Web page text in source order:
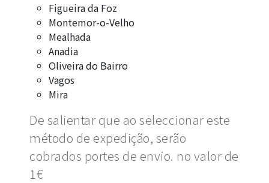
Figueira da Foz
Montemor-o-Velho
Mealhada
Anadia
Oliveira do Bairro
Vagos
Mira
De salientar que ao seleccionar este
método de expedição, serão
cobrados portes de envio. no valor de
1€